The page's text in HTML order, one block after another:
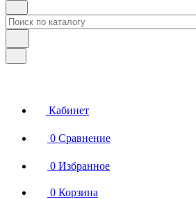
Кабинет
0 Сравнение
0 Избранное
0 Корзина